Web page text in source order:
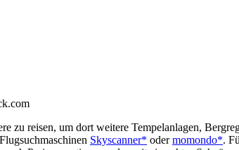
zu reisen, um dort weitere Tempelanlagen,
Skyscanner* odermomondo*.